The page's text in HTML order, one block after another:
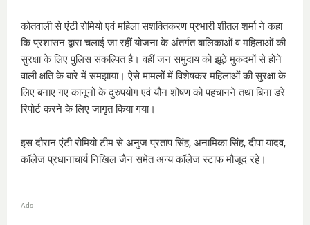
कोतवाली से एंटी रोमियो एवं महिला सशक्तिकरण प्रभारी शीतल शर्मा ने कहा
कि प्रशासन द्वारा चलाई जा रहीं योजना के अंतर्गत बालिकाओं व महिलाओं की
सुरक्षा के लिए पुलिस संकल्पित है। वहीं जन समुदाय को झूठे मुकदमों से होने
वाली क्षति के बारे में समझाया। ऐसे मामलों में विशेषकर महिलाओं की सुरक्षा के
लिए बनाए गए कानूनों के दुरुपयोग एवं यौन शोषण को पहचानने तथा बिना डरे
रिपोर्ट करने के लिए जागृत किया गया।
इस दौरान एंटी रोमियो टीम से अनुज प्रताप सिंह, अनामिका सिंह, दीपा यादव,
कॉलेज प्रधानाचार्य निखिल जैन समेत अन्य कॉलेज स्टाफ मौजूद रहे।
Ads